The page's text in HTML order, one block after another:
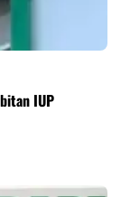
IUP